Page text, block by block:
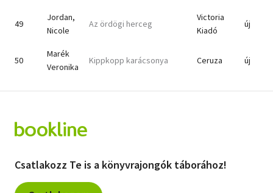
49
Jordan,
Nicole
Az ördögi herceg
Victoria
Kiadó
új
50
Marék
Veronika
Kippkopp karácsonya Ceruza új
Csatlakozz Te is a könyvrajongók táborához!